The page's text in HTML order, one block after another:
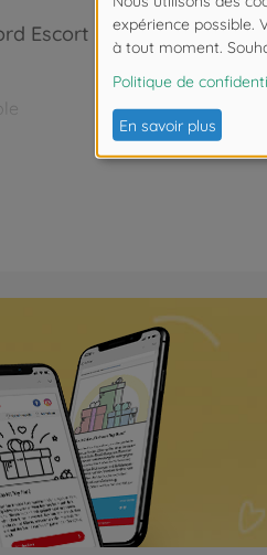
Escort WRC
BRZ
GT86 (TT-01E)